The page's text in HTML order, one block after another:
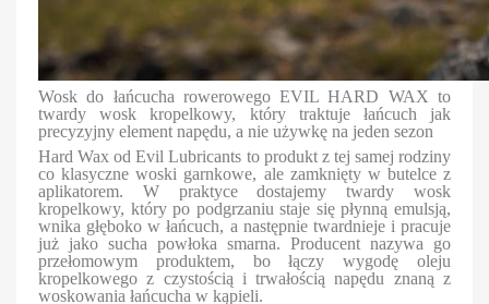
Wosk do łańcucha rowerowego EVIL HARD WAX to
twardy wosk kropelkowy, który traktuje łańcuch jak
precyzyjny element napędu, a nie używkę na jeden sezon
Hard Wax od Evil Lubricants to produkt z tej samej rodziny
co klasyczne woski garnkowe, ale zamknięty w butelce z
aplikatorem. W praktyce dostajemy twardy wosk
kropelkowy, który po podgrzaniu staje się płynną emulsją,
wnika głęboko w łańcuch, a następnie twardnieje i pracuje
już jako sucha powłoka smarna. Producent nazywa go
przełomowym produktem, bo łączy wygodę oleju
kropelkowego z czystością i trwałością napędu znaną z
woskowania łańcucha w kąpieli.